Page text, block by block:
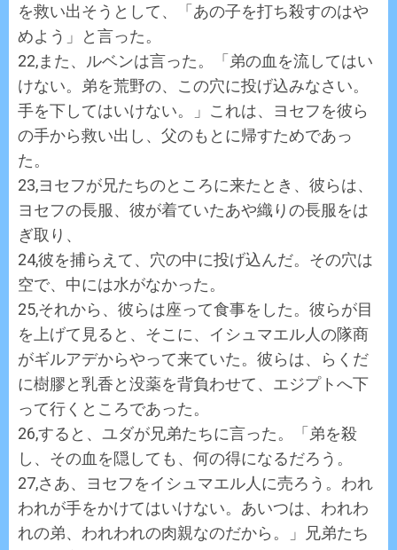
を救い出そうとして、「あの子を打ち殺すのはや
めよう」と言った。
22,また、ルベンは言った。「弟の血を流してはい
けない。弟を荒野の、この穴に投げ込みなさい。
手を下してはいけない。」これは、ヨセフを彼ら
の手から救い出し、父のもとに帰すためであっ
た。
23,ヨセフが兄たちのところに来たとき、彼らは、
ヨセフの長服、彼が着ていたあや織りの長服をは
ぎ取り、
24,彼を捕らえて、穴の中に投げ込んだ。その穴は
空で、中には水がなかった。
25,それから、彼らは座って食事をした。彼らが目
を上げて見ると、そこに、イシュマエル人の隊商
がギルアデからやって来ていた。彼らは、らくだ
に樹膠と乳香と没薬を背負わせて、エジプトへ下
って行くところであった。
26,すると、ユダが兄弟たちに言った。「弟を殺
し、その血を隠しても、何の得になるだろう。
27,さあ、ヨセフをイシュマエル人に売ろう。われ
われが手をかけてはいけない。あいつは、われわ
れの弟、われわれの肉親なのだから。」兄弟たち